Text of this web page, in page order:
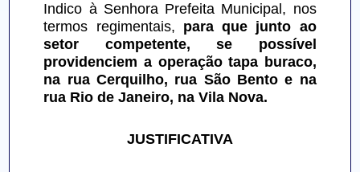
Indico à Senhora Prefeita Municipal, nos
termos regimentais, para que junto ao
setor competente, se possível
providenciem a operação tapa buraco,
na rua Cerquilho, rua São Bento e na
rua Rio de Janeiro, na Vila Nova.
JUSTIFICATIVA